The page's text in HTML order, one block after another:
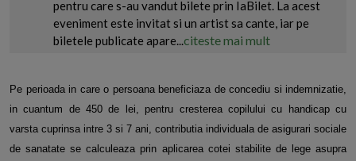
pentru care s-au vandut bilete prin IaBilet. La acest
eveniment este invitat si un artist sa cante, iar pe
biletele publicate apare...citeste mai mult
Pe perioada in care o persoana beneficiaza de concediu si indemnizatie,
in cuantum de 450 de lei, pentru cresterea copilului cu handicap cu
varsta cuprinsa intre 3 si 7 ani, contributia individuala de asigurari sociale
de sanatate se calculeaza prin aplicarea cotei stabilite de lege asupra